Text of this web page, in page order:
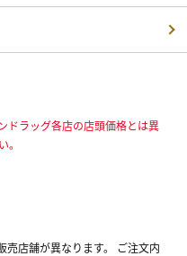
ドラッグ各店の店頭価格とは異
売店舗が異なります。 ご注文内